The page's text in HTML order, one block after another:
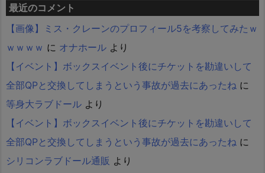
最近のコメント
【画像】ミス・クレーンのプロフィール5を考察してみたｗ
ｗｗｗｗ に オナホール より
【イベント】ボックスイベント後にチケットを勘違いして
全部QPと交換してしまうという事故が過去にあったね に
等身大ラブドール より
【イベント】ボックスイベント後にチケットを勘違いして
全部QPと交換してしまうという事故が過去にあったね に
シリコンラブドール通販 より